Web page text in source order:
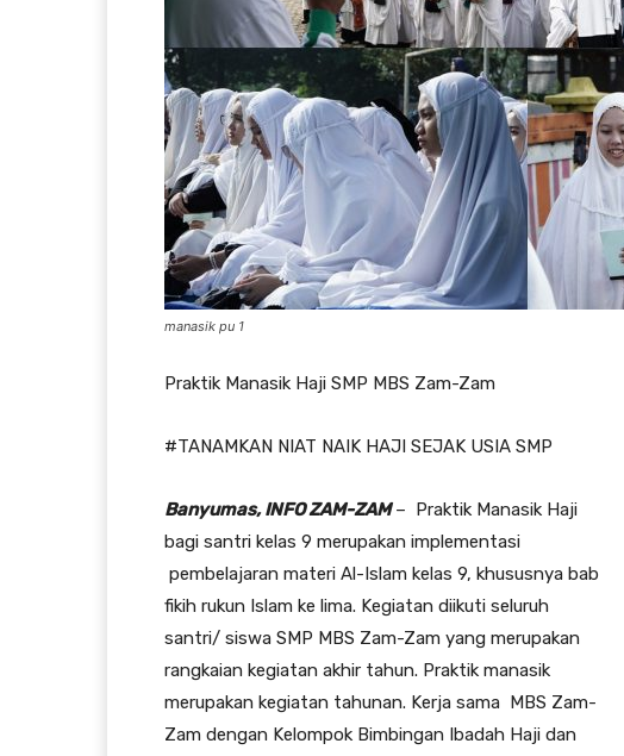
manasik pu 1
Praktik Manasik Haji SMP MBS Zam-Zam
#TANAMKAN NIAT NAIK HAJI SEJAK USIA SMP
Banyumas, INFO ZAM-ZAM– Praktik Manasik Haji
bagi santri kelas 9 merupakan implementasi
pembelajaran materi Al-Islam kelas 9, khususnya bab
fikih rukun Islam ke lima. Kegiatan diikuti seluruh
santri/ siswa SMP MBS Zam-Zam yang merupakan
rangkaian kegiatan akhir tahun. Praktik manasik
merupakan kegiatan tahunan. Kerja sama MBS Zam-
Zam dengan Kelompok Bimbingan Ibadah Haji dan